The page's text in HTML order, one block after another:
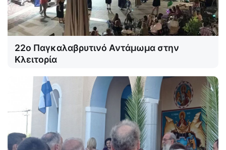
22ο Παγκαλαβρυτινό Αντάμωμα στην
Κλειτορία